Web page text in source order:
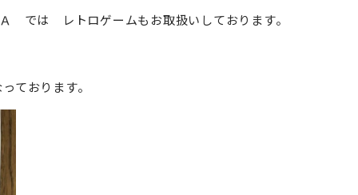
では レトロゲームもお取扱いしております。
ております。